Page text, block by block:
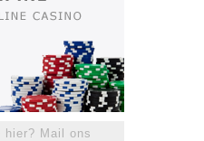
hier? Mail ons